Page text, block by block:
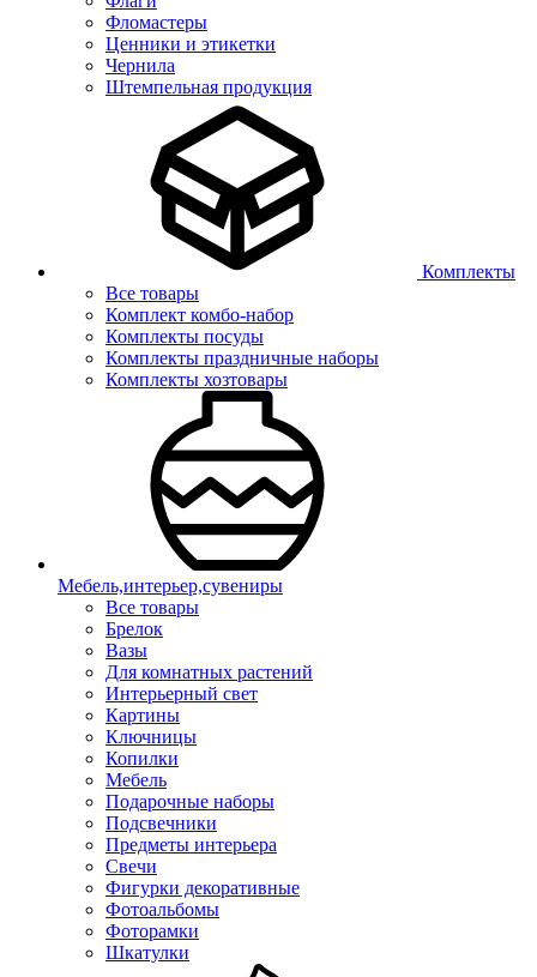
Фломастеры
Ценники и этикетки
Чернила
Штемпельная продукция
Комплекты
Все товары
Комплект комбо-набор
Комплекты посуды
Комплекты праздничные наборы
Комплекты хозтовары
Мебель,интерьер,сувениры
Все товары
Брелок
Вазы
Для комнатных растений
Интерьерный свет
Картины
Ключницы
Копилки
Мебель
Подарочные наборы
Подсвечники
Предметы интерьера
Свечи
Фигурки декоративные
Фотоальбомы
Фоторамки
Шкатулки